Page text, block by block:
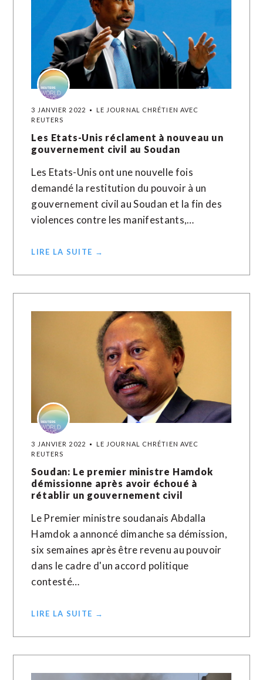
3 JANVIER 2022
LE JOURNAL CHRÉTIEN AVEC
REUTERS
Les Etats-Unis réclament à nouveau un
gouvernement civil au Soudan
Les Etats-Unis ont une nouvelle fois
demandé la restitution du pouvoir à un
gouvernement civil au Soudan et la fin des
violences contre les manifestants,…
LIRE LA SUITE →
3 JANVIER 2022
LE JOURNAL CHRÉTIEN AVEC
REUTERS
Soudan: Le premier ministre Hamdok
démissionne après avoir échoué à
rétablir un gouvernement civil
Le Premier ministre soudanais Abdalla
Hamdok a annoncé dimanche sa démission,
six semaines après être revenu au pouvoir
dans le cadre d'un accord politique
contesté…
LIRE LA SUITE →